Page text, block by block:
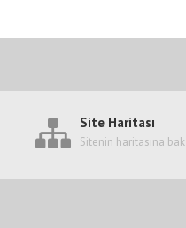
Site Haritası
Sitenin haritasına bak